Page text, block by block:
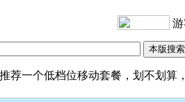
荐一个低档位移动套餐，划不划算